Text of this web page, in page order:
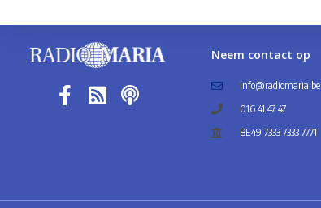
Neem contact op
info@radiomaria.be
016 41 47 47
BE49 7333 7333 7771